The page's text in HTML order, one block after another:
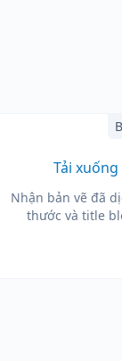
Tải
Nhận bản vẽ đã
thước và title